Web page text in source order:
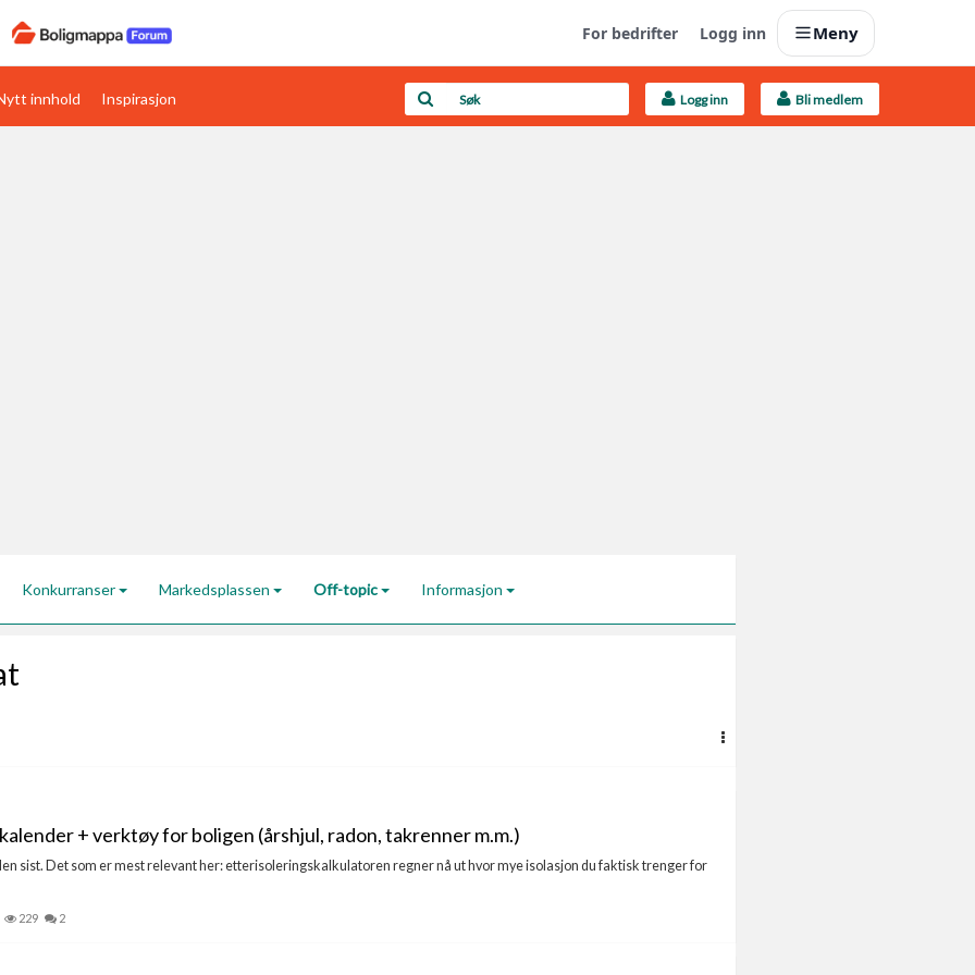
For bedrifter Logg inn Meny
Boligens papirer Last opp selv
innhold Inspirasjon Logg inn Bli medlem
Konkurranser Markedsplassen Off-topic Informasjon
+ verktøy for boligen (årshjul, radon, takrenner m.m.)
sist. Det som er mest relevant her: etterisoleringskalkulatoren regner nå ut hvor mye isolasjon du faktisk trenger for
229 2